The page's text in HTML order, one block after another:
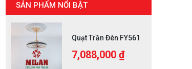
SẢN PHẨM NỔI BẬT
Quạt Trần Đèn FY561
7,088,000 ₫